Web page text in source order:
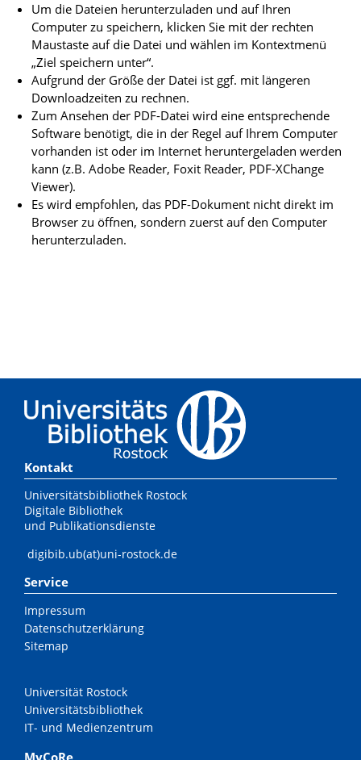
Um die Dateien herunterzuladen und auf Ihren
Computer zu speichern, klicken Sie mit der rechten
Maustaste auf die Datei und wählen im Kontextmenü
„Ziel speichern unter“.
Aufgrund der Größe der Datei ist ggf. mit längeren
Downloadzeiten zu rechnen.
Zum Ansehen der PDF-Datei wird eine entsprechende
Software benötigt, die in der Regel auf Ihrem Computer
vorhanden ist oder im Internet heruntergeladen werden
kann (z.B. Adobe Reader, Foxit Reader, PDF-XChange
Viewer).
Es wird empfohlen, das PDF-Dokument nicht direkt im
Browser zu öffnen, sondern zuerst auf den Computer
herunterzuladen.
Kontakt
Universitätsbibliothek Rostock
Digitale Bibliothek
und Publikationsdienste
digibib.ub(at)uni-rostock.de
Service
Impressum
Datenschutzerklärung
Sitemap
Universität Rostock
Universitätsbibliothek
IT- und Medienzentrum
MyCoRe